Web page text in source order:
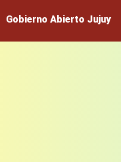
Gobierno Abierto Jujuy